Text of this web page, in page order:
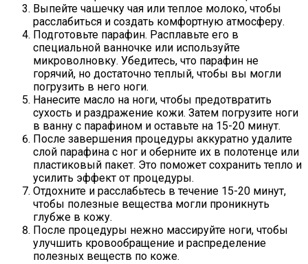
Выпейте чашечку чая или теплое молоко, чтобы
расслабиться и создать комфортную атмосферу.
Подготовьте парафин. Расплавьте его в
специальной ванночке или используйте
микроволновку. Убедитесь, что парафин не
горячий, но достаточно теплый, чтобы вы могли
погрузить в него ноги.
Нанесите масло на ноги, чтобы предотвратить
сухость и раздражение кожи. Затем погрузите ноги
в ванну с парафином и оставьте на 15-20 минут.
После завершения процедуры аккуратно удалите
слой парафина с ног и оберните их в полотенце или
пластиковый пакет. Это поможет сохранить тепло и
усилить эффект от процедуры.
Отдохните и расслабьтесь в течение 15-20 минут,
чтобы полезные вещества могли проникнуть
глубже в кожу.
После процедуры нежно массируйте ноги, чтобы
улучшить кровообращение и распределение
полезных веществ по коже.